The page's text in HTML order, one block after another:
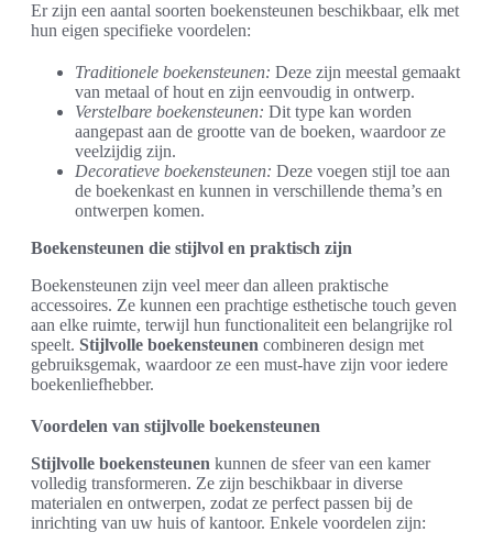
Er zijn een aantal soorten boekensteunen beschikbaar, elk met
hun eigen specifieke voordelen:
Traditionele boekensteunen: Deze zijn meestal gemaakt
van metaal of hout en zijn eenvoudig in ontwerp.
Verstelbare boekensteunen: Dit type kan worden
aangepast aan de grootte van de boeken, waardoor ze
veelzijdig zijn.
Decoratieve boekensteunen: Deze voegen stijl toe aan
de boekenkast en kunnen in verschillende thema’s en
ontwerpen komen.
Boekensteunen die stijlvol en praktisch zijn
Boekensteunen zijn veel meer dan alleen praktische
accessoires. Ze kunnen een prachtige esthetische touch geven
aan elke ruimte, terwijl hun functionaliteit een belangrijke rol
speelt. Stijlvolle boekensteunen combineren design met
gebruiksgemak, waardoor ze een must-have zijn voor iedere
boekenliefhebber.
Voordelen van stijlvolle boekensteunen
Stijlvolle boekensteunen kunnen de sfeer van een kamer
volledig transformeren. Ze zijn beschikbaar in diverse
materialen en ontwerpen, zodat ze perfect passen bij de
inrichting van uw huis of kantoor. Enkele voordelen zijn: